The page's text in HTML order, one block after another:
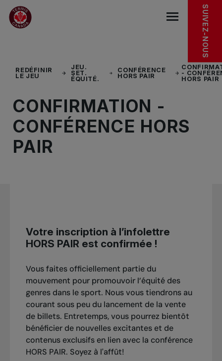
Sauter au menu principal
Sauter au contenu principal
Sauter au pied de page
PLUS À DÉCOUVRIR SUIVEZ-NOUS
REDÉFINIR
LE JEU
JEU.
SET.
ÉQUITÉ.
CONFÉRENCE
HORS PAIR
-
HORS PAIR
CONFIRMATION -
CONFÉRENCE HORS
PAIR
Votre inscription à l’infolettre
HORS PAIR est confirmée !
Vous faites officiellement partie du
mouvement pour promouvoir l’équité des
genres dans le sport. Nous vous tiendrons au
courant sous peu du lancement de la vente
de billets. Entretemps, vous pourrez bientôt
bénéficier de nouvelles excitantes et de
contenus exclusifs en lien avec la conférence
HORS PAIR. Soyez à l'affût!